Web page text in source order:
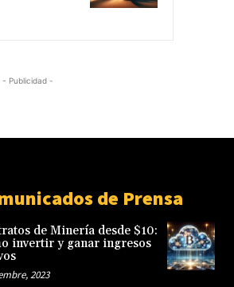
- Publicidad -
de Prensa
de Minería desde $10:
invertir y ganar ingresos
2023